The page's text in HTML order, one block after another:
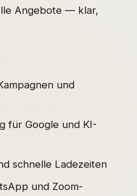
Angebote — klar,
und
für Google und KI-
schnelle Ladezeiten
und Zoom-